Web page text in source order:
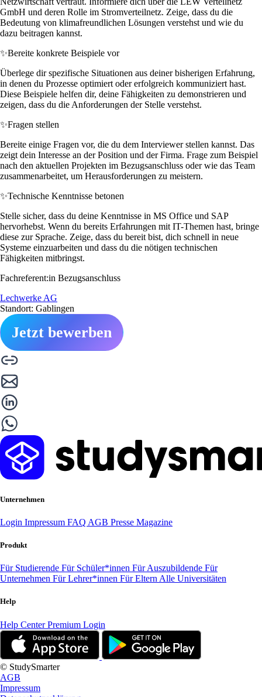
GmbH und deren Rolle im Stromverteilnetz. Zeige, dass du die
Bedeutung von klimafreundlichen Lösungen verstehst und wie du
dazu beitragen kannst.
✨Bereite konkrete Beispiele vor
Überlege dir spezifische Situationen aus deiner bisherigen Erfahrung,
in denen du Prozesse optimiert oder erfolgreich kommuniziert hast.
Diese Beispiele helfen dir, deine Fähigkeiten zu demonstrieren und
zeigen, dass du die Anforderungen der Stelle verstehst.
✨Fragen stellen
Bereite einige Fragen vor, die du dem Interviewer stellen kannst. Das
zeigt dein Interesse an der Position und der Firma. Frage zum Beispiel
nach den aktuellen Projekten im Bezugsanschluss oder wie das Team
zusammenarbeitet, um Herausforderungen zu meistern.
✨Technische Kenntnisse betonen
Stelle sicher, dass du deine Kenntnisse in MS Office und SAP
hervorhebst. Wenn du bereits Erfahrungen mit IT-Themen hast, bringe
diese zur Sprache. Zeige, dass du bereit bist, dich schnell in neue
Systeme einzuarbeiten und dass du die nötigen technischen
Fähigkeiten mitbringst.
Fachreferent:in Bezugsanschluss
Lechwerke AG
Standort: Gablingen
Jetzt bewerben
Unternehmen
Login Impressum FAQ AGB Presse Magazine
Produkt
Für Studierende Für Schüler*innen Für Auszubildende Für
Unternehmen Für Lehrer*innen Für Eltern Alle Universitäten
Help
Help CenterPremium Login
© StudySmarter
AGB
Impressum